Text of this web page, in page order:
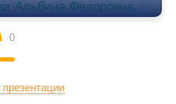
0
презентации